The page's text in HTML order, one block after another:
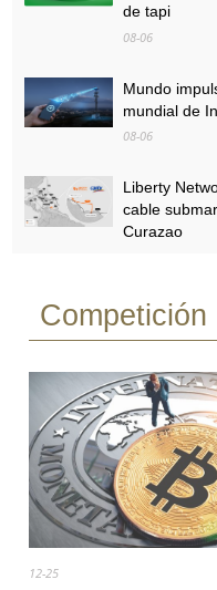
de tapi
08-06
Mundo
mundial de
08-06
Liberty
cable
Curazao
SBA se
08-06
12-25